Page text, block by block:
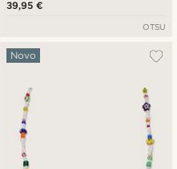
39,95 €
OTSU
Novo